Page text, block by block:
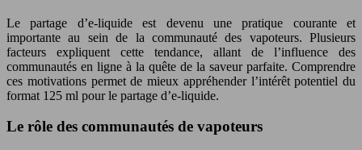
Le partage d’e-liquide est devenu une pratique courante et
importante au sein de la communauté des vapoteurs. Plusieurs
facteurs expliquent cette tendance, allant de l’influence des
communautés en ligne à la quête de la saveur parfaite. Comprendre
ces motivations permet de mieux appréhender l’intérêt potentiel du
format 125 ml pour le partage d’e-liquide.
Le rôle des communautés de vapoteurs